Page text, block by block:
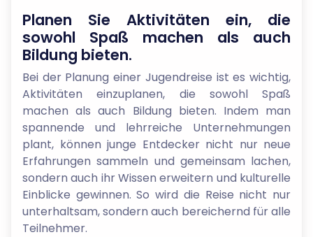
Planen Sie Aktivitäten ein, die
sowohl Spaß machen als auch
Bildung bieten.
Bei der Planung einer Jugendreise ist es wichtig,
Aktivitäten einzuplanen, die sowohl Spaß
machen als auch Bildung bieten. Indem man
spannende und lehrreiche Unternehmungen
plant, können junge Entdecker nicht nur neue
Erfahrungen sammeln und gemeinsam lachen,
sondern auch ihr Wissen erweitern und kulturelle
Einblicke gewinnen. So wird die Reise nicht nur
unterhaltsam, sondern auch bereichernd für alle
Teilnehmer.